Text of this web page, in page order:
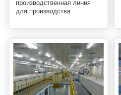
производственная линия
для производства